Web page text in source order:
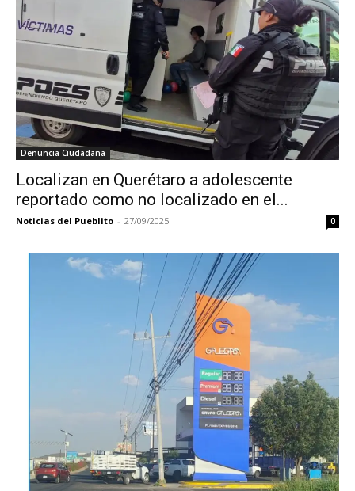
Denuncia Ciudadana
Localizan en Querétaro a adolescente
reportado como no localizado en el...
Noticias del Pueblito - 27/09/2025 0